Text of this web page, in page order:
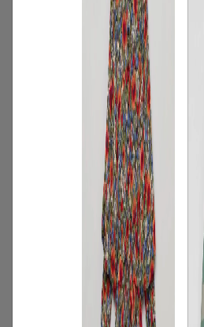
2026.07.16